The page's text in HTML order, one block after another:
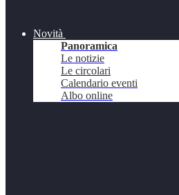
Novità
Panoramica
Le notizie
Le circolari
Calendario eventi
Albo online